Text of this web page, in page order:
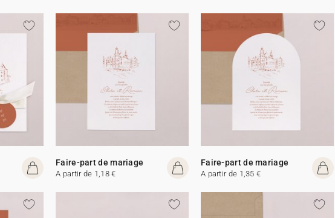
Faire-part de mariage
A partir de 1,18 €
Faire-part de mariage
A partir de 1,35 €